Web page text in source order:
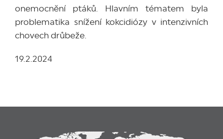
onemocnění ptáků. Hlavním tématem byla
problematika snížení kokcidiózy v intenzivních
chovech drůbeže.
19.2.2024